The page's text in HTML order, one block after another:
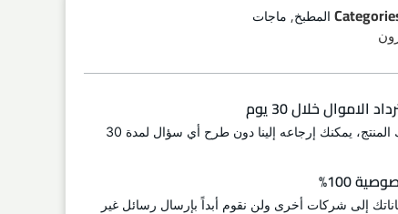
المطبخ, ماجات
الاموال خلال 30 يوم
إذا لم يعجبك المنتج، يمكنك إرجاعه إلينا دون طرح أي سؤال لمدة 30
100%
إلى شركات أخرى ولن نقوم أبداً بإرسال رسائل غير